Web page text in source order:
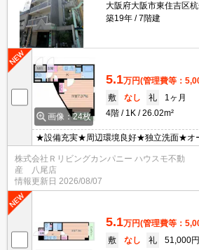
大阪府大阪市東住吉区杭
築19年
7階建
画像：24枚
5.1万円(管理費等：
敷
なし 礼
1ヶ月
4階
1K 26.02m²
★設備充実★周辺環境良好★独立洗面★オ
株式会社Ｒリビングカンパニー ハウスモ不動
産 八尾店
情報更新日 2026/08/07
5.1万円(管理費等：
敷
なし 礼
51,000円